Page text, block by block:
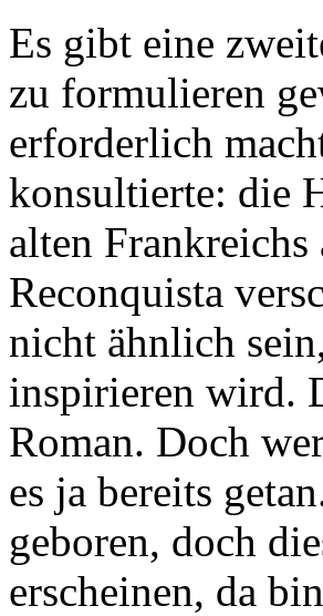
Es gibt eine
zu formulieren
erforderlich
konsultierte: die
alten
Reconquista
nicht ähnlich
inspirieren wird.
Roman. Doch
es ja bereits
geboren, doch
erscheinen, da